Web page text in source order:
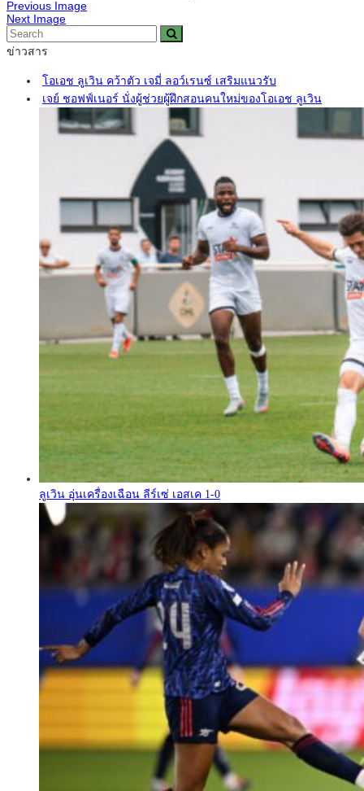
Previous Image
Next Image
ข่าวสาร
โอเอช ลูเวิน คว้าตัว เจมี่ ลอว์เรนซ์ เสริมแนวรับ
เจย์ ชอฟฟ์เนอร์ นั่งผู้ช่วยผู้ฝึกสอนคนใหม่ของโอเอช ลูเวิน
ลูเวิน อุ่นเครื่องเฉือน ลีร์เซ่ เอสเค 1-0